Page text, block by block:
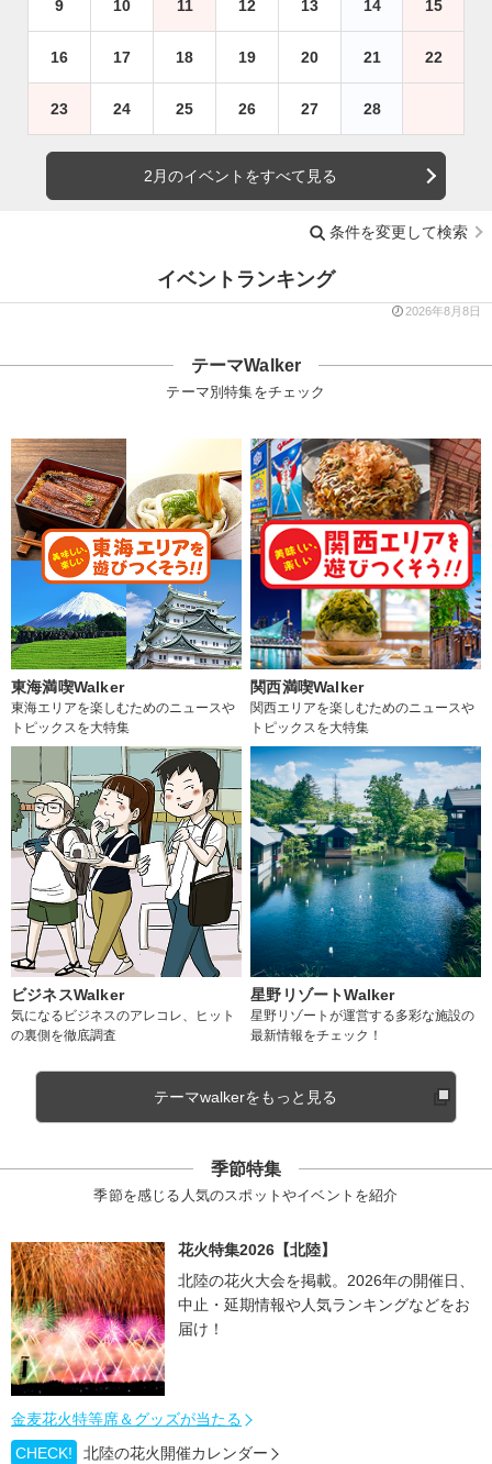
9 10 11 12 13 14 15
16 17 18 19 20 21 22
23 24 25 26 27 28
2月のイベントをすべて見る
条件を変更して検索
イベントランキング
2026年8月8日
テーマWalker
テーマ別特集をチェック
東海満喫Walker
東海エリアを楽しむためのニュースや
トピックスを大特集
関西満喫Walker
関西エリアを楽しむためのニュースや
トピックスを大特集
ビジネスWalker
気になるビジネスのアレコレ、ヒット
の裏側を徹底調査
星野リゾートWalker
星野リゾートが運営する多彩な施設の
最新情報をチェック！
テーマwalkerをもっと見る
季節特集
季節を感じる人気のスポットやイベントを紹介
花火特集2026【北陸】
北陸の花火大会を掲載。2026年の開催日、
中止・延期情報や人気ランキングなどをお
届け！
金麦花火特等席＆グッズが当たる
CHECK!
北陸の花火開催カレンダー